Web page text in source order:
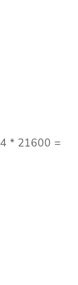
4 * 21600 =